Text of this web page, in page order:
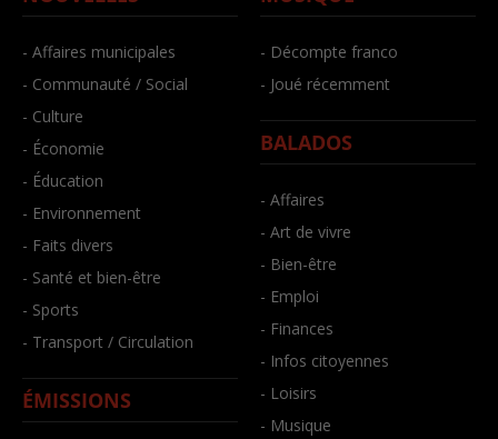
- Affaires municipales
- Communauté / Social
- Culture
- Économie
- Éducation
- Environnement
- Faits divers
- Santé et bien-être
- Sports
- Transport / Circulation
ÉMISSIONS
- Décompte franco
- Joué récemment
BALADOS
- Affaires
- Art de vivre
- Bien-être
- Emploi
- Finances
- Infos citoyennes
- Loisirs
- Musique